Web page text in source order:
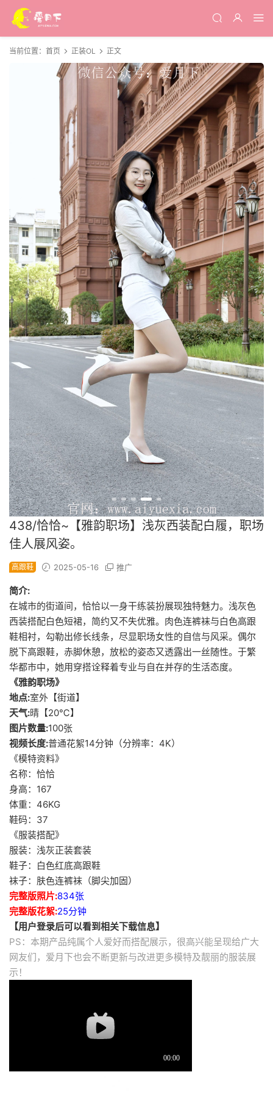
当前位置： 首页 正装OL 正文
438/恰恰~【雅韵职场】浅灰西装配白履，职场
佳人展风姿。
高跟鞋 2025-05-16 推广
简介:
在城市的街道间，恰恰以一身干练装扮展现独特魅力。浅灰色
西装搭配白色短裙，简约又不失优雅。肉色连裤袜与白色高跟
鞋相衬，勾勒出修长线条，尽显职场女性的自信与风采。偶尔
脱下高跟鞋，赤脚休憩，放松的姿态又透露出一丝随性。于繁
华都市中，她用穿搭诠释着专业与自在并存的生活态度。
《雅韵职场》
地点:室外【街道】
天气:晴【20℃】
图片数量:100张
视频长度:普通花絮14分钟（分辨率：4K）
《模特资料》
名称：恰恰
身高：167
体重：46KG
鞋码：37
《服装搭配》
服装：浅灰正装套装
鞋子：白色红底高跟鞋
袜子：肤色连裤袜（脚尖加固）
完整版照片:834张
完整版花絮:25分钟
【用户登录后可以看到相关下载信息】
PS：本期产品纯属个人爱好而搭配展示，很高兴能呈现给广大
网友们，爱月下也会不断更新与改进更多模特及靓丽的服装展
示！